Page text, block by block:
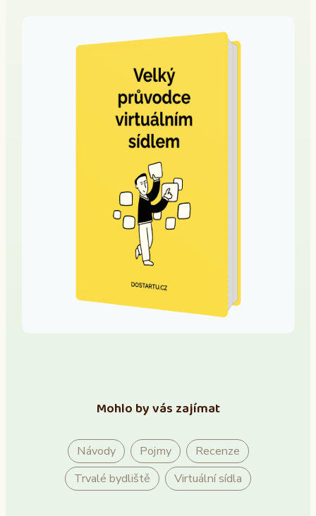
Mohlo by vás zajímat
Návody Pojmy
Recenze
Trvalé bydliště
Virtuální sídla